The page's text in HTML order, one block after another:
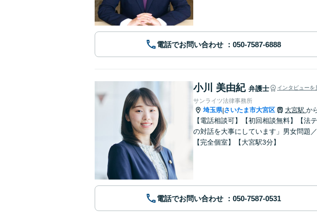
電話でお問い合わせ
小川 美由紀 弁護士 インタビューを
サンライツ法律事務所
埼玉県|さいたま市大宮区 大宮駅 か
【電話相談可】【初回相談無料】【法
の対話を大事にしています」男女問題
【完全個室】【大宮駅3分】
電話でお問い合わせ